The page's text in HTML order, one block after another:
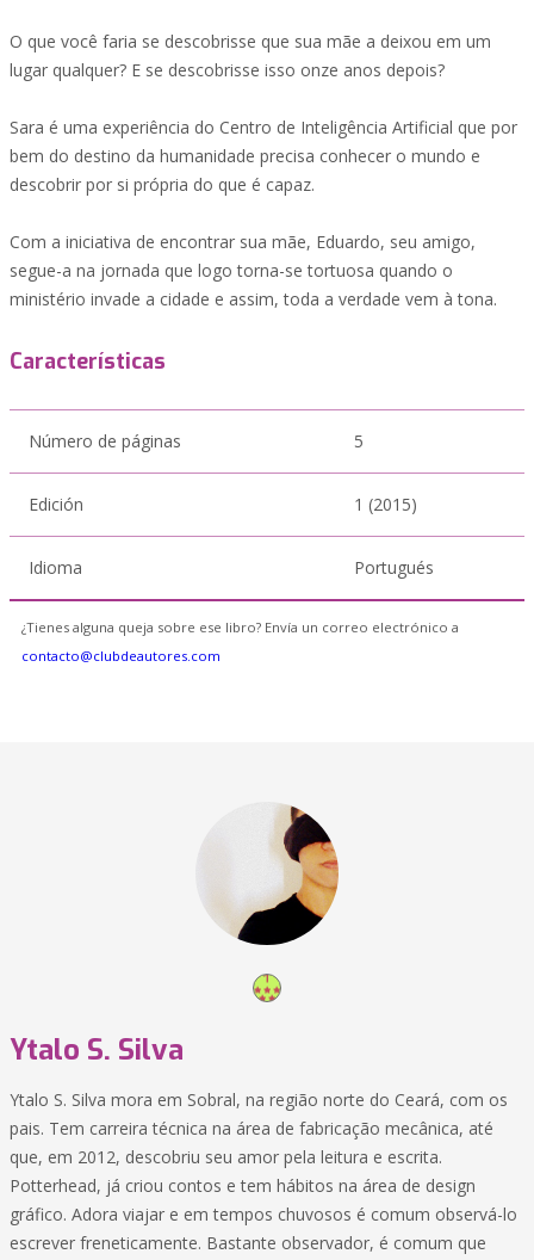
O que você faria se descobrisse que sua mãe a deixou em um
lugar qualquer? E se descobrisse isso onze anos depois?
Sara é uma experiência do Centro de Inteligência Artificial que por
bem do destino da humanidade precisa conhecer o mundo e
descobrir por si própria do que é capaz.
Com a iniciativa de encontrar sua mãe, Eduardo, seu amigo,
segue-a na jornada que logo torna-se tortuosa quando o
ministério invade a cidade e assim, toda a verdade vem à tona.
Características
Número de páginas 5
Edición 1 (2015)
Idioma Portugués
¿Tienes alguna queja sobre ese libro? Envía un correo electrónico a
contacto@clubdeautores.com
Ytalo S. Silva
Ytalo S. Silva mora em Sobral, na região norte do Ceará, com os
pais. Tem carreira técnica na área de fabricação mecânica, até
que, em 2012, descobriu seu amor pela leitura e escrita.
Potterhead, já criou contos e tem hábitos na área de design
gráfico. Adora viajar e em tempos chuvosos é comum observá-lo
escrever freneticamente. Bastante observador, é comum que